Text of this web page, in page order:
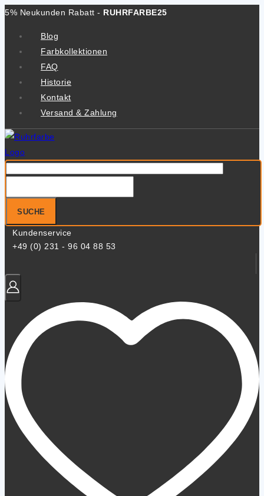
Zum
5% Neukunden Rabatt - RUHRFARBE25
Blog
Farbkollektionen
FAQ
Historie
Kontakt
Versand & Zahlung
nach:
SUCHE
Kundenservice
+49 (0) 231 - 96 04 88 53